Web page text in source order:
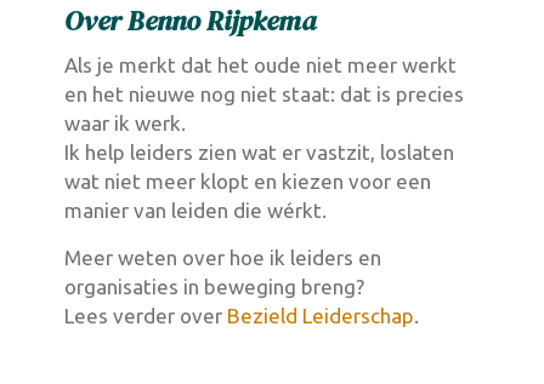
Over Benno Rijpkema
Als je merkt dat het oude niet meer werkt
en het nieuwe nog niet staat: dat is precies
waar ik werk.
Ik help leiders zien wat er vastzit, loslaten
wat niet meer klopt en kiezen voor een
manier van leiden die wérkt.
Meer weten over hoe ik leiders en
organisaties in beweging breng?
Lees verder over Bezield Leiderschap.